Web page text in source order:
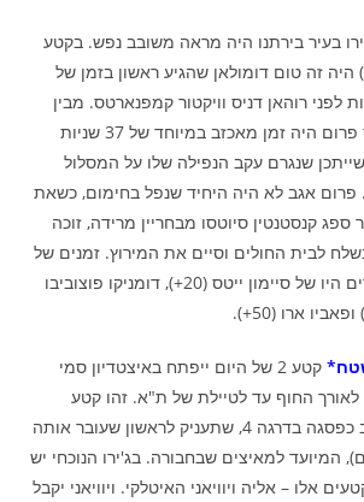
בעיר בירתנו היה מראה משובב נפש. בקטע
הקצר (10 ק"מ) היה זה טום דומולאן שהגיע ראשון בזמן של
לפני רוהאן דניס וויקטור קמפנארטס. מבין
מועמדי הנג"ש, לכריס פרום היה זמן מאכזב במיוחד של 37 שניות
שנגרם עקב הנפילה שלו על המסלול
פרום אגב לא היה היחיד שנפל בחימום, כשאת
ספג קנסטנטין סיוטסו מבחריין מרידה, זוכה
לבית החולים וסיים את המירוץ. זמנים של
מתחרים בולטים אחרים היו של סיימון ייטס (20+), דומניקו פוצוביבו
קטע 2 של היום ייפתח באיצטדיון סמי
לאורך החוף עד לטיילת של ת"א. זהו קטע
מישורי (עם זכרון יעקב כפסגה בדרגה 4, שתעניק לראשון שעובר אותה
המיועד למאיצים שבחבורה. בג'ירו הנוכחי יש
אלו – אליה ויוויאני האיטלקי. ויוויאני יקבל